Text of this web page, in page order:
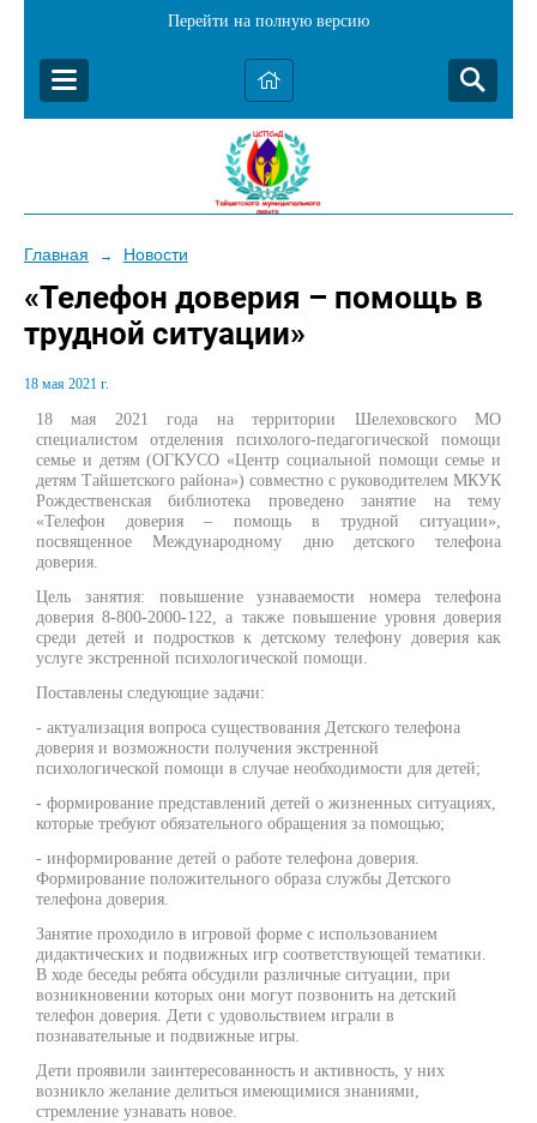
Перейти на полную версию
Главная → Новости
«Телефон доверия – помощь в
трудной ситуации»
18 мая 2021 г.
18 мая 2021 года на территории Шелеховского МО
специалистом отделения психолого-педагогической помощи
семье и детям (ОГКУСО «Центр социальной помощи семье и
детям Тайшетского района») совместно с руководителем МКУК
Рождественская библиотека проведено занятие на тему
«Телефон доверия – помощь в трудной ситуации»,
посвященное Международному дню детского телефона
доверия.
Цель занятия: повышение узнаваемости номера телефона
доверия 8-800-2000-122, а также повышение уровня доверия
среди детей и подростков к детскому телефону доверия как
услуге экстренной психологической помощи.
Поставлены следующие задачи:
- актуализация вопроса существования Детского телефона
доверия и возможности получения экстренной
психологической помощи в случае необходимости для детей;
- формирование представлений детей о жизненных ситуациях,
которые требуют обязательного обращения за помощью;
- информирование детей о работе телефона доверия.
Формирование положительного образа службы Детского
телефона доверия.
Занятие проходило в игровой форме с использованием
дидактических и подвижных игр соответствующей тематики.
В ходе беседы ребята обсудили различные ситуации, при
возникновении которых они могут позвонить на детский
телефон доверия. Дети с удовольствием играли в
познавательные и подвижные игры.
Дети проявили заинтересованность и активность, у них
возникло желание делиться имеющимися знаниями,
стремление узнавать новое.